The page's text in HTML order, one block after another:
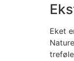
Eket